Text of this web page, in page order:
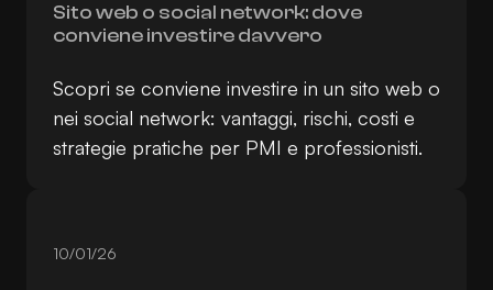
Sito web o social network: dove
conviene investire davvero
Scopri se conviene investire in un sito web o
nei social network: vantaggi, rischi, costi e
strategie pratiche per PMI e professionisti.
10/01/26